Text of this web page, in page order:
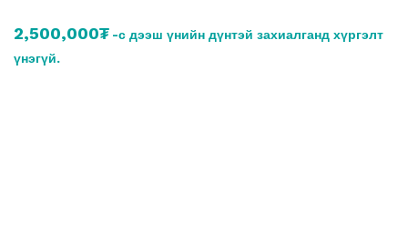
2,500,000₮ -с дээш үнийн дүнтэй захиалганд хүргэлт
үнэгүй.